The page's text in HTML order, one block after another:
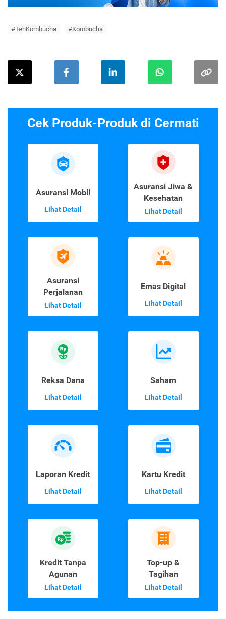
#TehKombucha #Kombucha
Cek Produk-Produk di Cermati
Asuransi Mobil
Lihat Detail
Asuransi Jiwa &
Kesehatan
Lihat Detail
Asuransi
Perjalanan
Lihat Detail
Emas Digital
Lihat Detail
Reksa Dana
Lihat Detail
Saham
Lihat Detail
Laporan Kredit
Lihat Detail
Kartu Kredit
Lihat Detail
Kredit Tanpa
Agunan
Lihat Detail
Top-up &
Tagihan
Lihat Detail